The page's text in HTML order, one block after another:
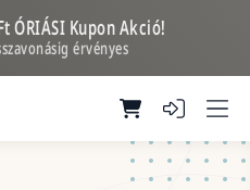
ÓRIÁSI Kupon Akció!
érvényes